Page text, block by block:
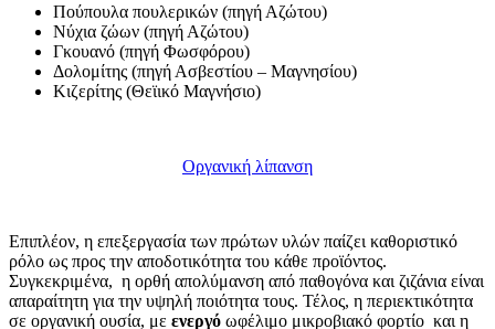
Πούπουλα πουλερικών (πηγή Αζώτου)
Νύχια ζώων (πηγή Αζώτου)
Γκουανό (πηγή Φωσφόρου)
Δολομίτης (πηγή Ασβεστίου – Μαγνησίου)
Κιζερίτης (Θεϊικό Μαγνήσιο)
Οργανική λίπανση
Επιπλέον, η επεξεργασία των πρώτων υλών παίζει καθοριστικό
ρόλο ως προς την αποδοτικότητα του κάθε προϊόντος.
Συγκεκριμένα, η ορθή απολύμανση από παθογόνα και ζιζάνια είναι
απαραίτητη για την υψηλή ποιότητα τους. Τέλος, η περιεκτικότητα
σε οργανική ουσία, με ενεργό ωφέλιμο μικροβιακό φορτίο και η